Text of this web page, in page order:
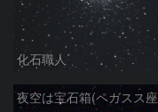
化石職人